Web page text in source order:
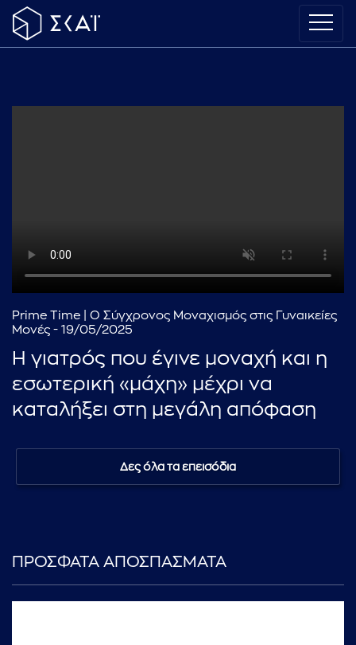
Prime Time | Ο Σύγχρονος Μοναχισμός στις Γυναικείες
Μονές - 19/05/2025
Η γιατρός που έγινε μοναχή και η
εσωτερική «μάχη» μέχρι να
καταλήξει στη μεγάλη απόφαση
Δες όλα τα επεισόδια
ΠΡΟΣΦΑΤΑ ΑΠΟΣΠΑΣΜΑΤΑ